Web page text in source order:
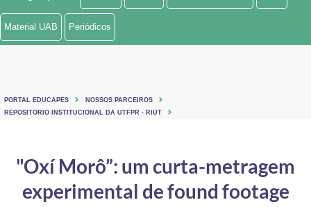
Ministério de Minas e Energia
Ministério do Turismo
Controladoria-Geral da União
Ministério da Mulher, da Família e dos Direitos Humanos
Material UAB Periódicos
PORTAL EDUCAPES
NOSSOS PARCEIROS
REPOSITORIO INSTITUCIONAL DA UTFPR - RIUT
"Oxí Morô”: um curta-metragem
experimental de found footage